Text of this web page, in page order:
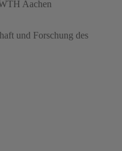
Aachen
und Forschung des